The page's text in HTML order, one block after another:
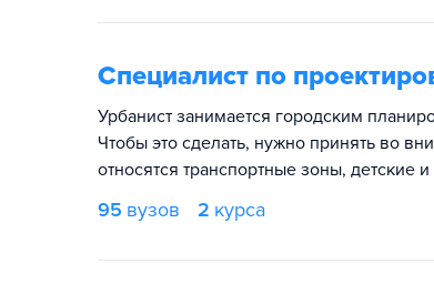
Специалист по
Урбанист занимается городским
Чтобы это сделать, нужно принять во
относятся транспортные зоны, детские
95 вузов 2 курса